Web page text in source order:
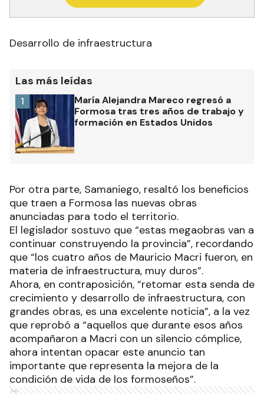
Desarrollo de infraestructura
Las más leídas
María Alejandra Mareco regresó a
Formosa tras tres años de trabajo y
formación en Estados Unidos
1
Por otra parte, Samaniego, resaltó los beneficios
que traen a Formosa las nuevas obras
anunciadas para todo el territorio.
El legislador sostuvo que “estas megaobras van a
continuar construyendo la provincia”, recordando
que “los cuatro años de Mauricio Macri fueron, en
materia de infraestructura, muy duros”.
Ahora, en contraposición, “retomar esta senda de
crecimiento y desarrollo de infraestructura, con
grandes obras, es una excelente noticia”, a la vez
que reprobó a “aquellos que durante esos años
acompañaron a Macri con un silencio cómplice,
ahora intentan opacar este anuncio tan
importante que representa la mejora de la
condición de vida de los formoseños”.
Ads